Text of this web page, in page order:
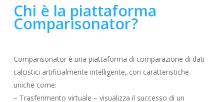
Chi è la piattaforma
Comparisonator?
Comparisonator è una piattaforma di comparazione di dati
calcistici artificialmente intelligente, con caratteristiche
uniche come:
– Trasferimento virtuale – visualizza il successo di un